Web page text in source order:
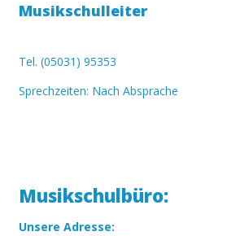
Musikschulleiter
Tel. (05031) 95353
Sprechzeiten: Nach Absprache
Musikschulbüro:
Unsere Adresse: